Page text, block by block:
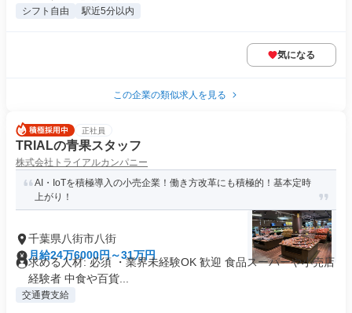
シフト自由 駅近5分以内
気になる
この企業の類似求人を見る
正社員
TRIALの青果スタッフ
株式会社トライアルカンパニー
AI・IoTを積極導入の小売企業！働き方改革にも積極的！基本定時
上がり！
千葉県八街市八街
月給24万6000円～31万円
求める人材: 必須 ・業界未経験OK 歓迎 食品スーパーや小売店
経験者 中食や百貨...
交通費支給